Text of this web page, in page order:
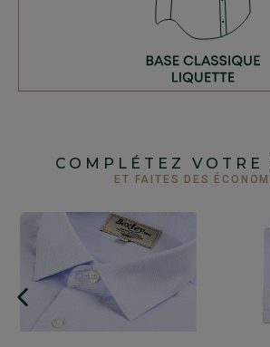
COMPLÉTEZ VOTRE
ET FAITES DES